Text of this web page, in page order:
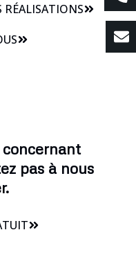
RÉALISATIONS
concernant
pas à nous